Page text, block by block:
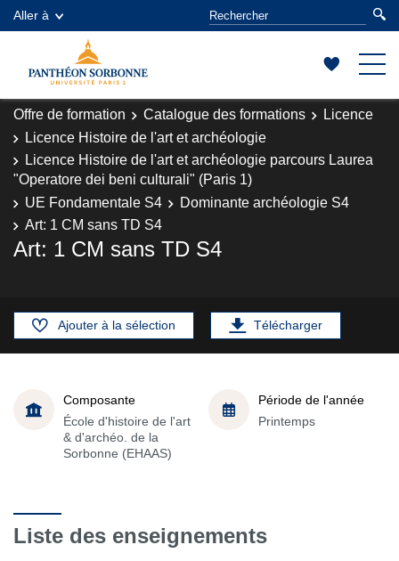
Aller à
Offre de formation Catalogue des formations
Licence
Licence Histoire de l'art et archéologie
Licence Histoire de l'art et archéologie parcours Laurea
"Operatore dei beni culturali" (Paris 1)
UE Fondamentale S4
Dominante archéologie S4
Art: 1 CM sans TD S4
Art: 1 CM sans TD S4
Ajouter à la sélection Télécharger
Composante
École d'histoire de l'art
& d'archéo. de la
Sorbonne (EHAAS)
Période de l'année
Printemps
Liste des enseignements